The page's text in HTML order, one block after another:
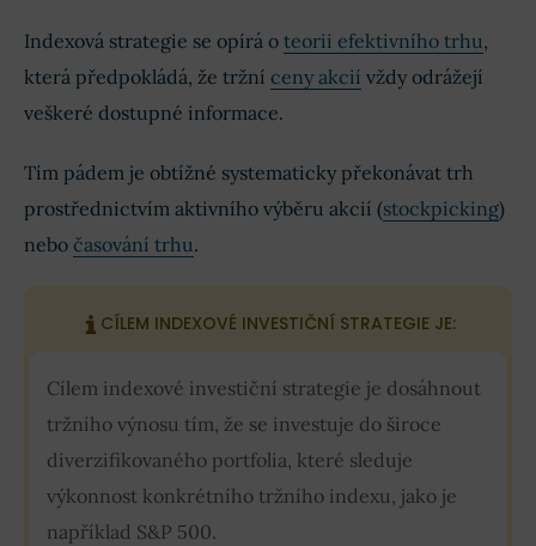
Indexová strategie se opírá o teorii efektivního trhu,
která předpokládá, že tržní ceny akcií vždy odrážejí
veškeré dostupné informace.
Tím pádem je obtížné systematicky překonávat trh
prostřednictvím aktivního výběru akcií (stockpicking)
nebo časování trhu.
CÍLEM INDEXOVÉ INVESTIČNÍ STRATEGIE JE:
Cílem indexové investiční strategie je dosáhnout
tržního výnosu tím, že se investuje do široce
diverzifikovaného portfolia, které sleduje
výkonnost konkrétního tržního indexu, jako je
například S&P 500.